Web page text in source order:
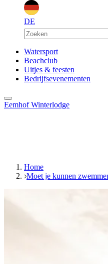
DE
EN
DE
Watersport
Beachclub
Uitjes & feesten
Bedrijfsevenementen
Eemhof Winterlodge
Home
Moet je kunnen